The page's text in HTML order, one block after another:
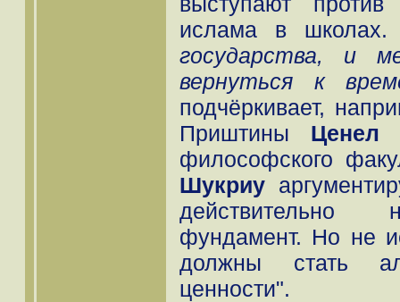
ислама в
государства, и
вернуться к
подчёркивает,
Приштины Ценел
философского
Шукриу
действительно
фундамент. Но не
должны стать
ценности".